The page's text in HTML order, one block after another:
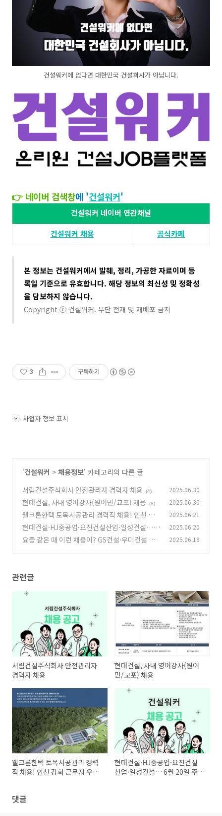
건설워커에 없다면 대한민국 건설회사가 아닙니다.
👉 네이버 검색창에 '건설워커'​​
건설워커 네이버 연관채널
건설워커 채용​
공식카페
본 정보는 건설워커에서 발췌, 정리, 가공한 자료이며 등
록일 기준으로 유효합니다. 해당 정보의 최신성 및 정확성
을 담보하지 않습니다​.
Copyright ⓒ 건설워커. 무단 전재 및 재배포 금지
3 구독하기
사업자 정보 표시
'건설워커 > 채용정보' 카테고리의 다른 글
서림건설주식회사 안전관리자 경력자 채용
(4) 2025.06.30
현대건설, 사내 영어강사(원어민/교포) 채용 (8) 2025.06.30
웰크론한텍 토목시공관리 경력직 채용! 인천 강
화 근무지 우선, 정규직 모집 중
(3)
2025.06.21
현대건설·HJ중공업·요진건설산업·일성건설…
6월 20일 주목할 건설사 채용정보!
(4)
2025.06.20
요즘 같은 때 이런 채용이? GS건설·우미건설 등
2025.06.19
관련글
서림건설주식회사 안전관리자
경력자 채용
현대건설, 사내 영어강사(원어
민/교포) 채용
웰크론한텍 토목시공관리 경력
직 채용! 인천 강화 근무지 우선,
현대건설·HJ중공업·요진건설
산업·일성건설… 6월 20일 주
댓글